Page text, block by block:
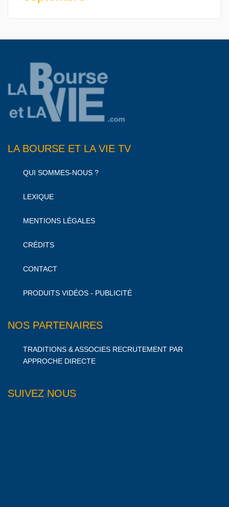
LA BOURSE ET LA VIE TV
QUI SOMMES-NOUS ?
LEXIQUE
MENTIONS LÉGALES
CRÉDITS
CONTACT
PRODUITS VIDÉOS - PUBLICITÉ
NOS PARTENAIRES
TRADITIONS & ASSOCIES RECRUTEMENT PAR
APPROCHE DIRECTE
SUIVEZ NOUS